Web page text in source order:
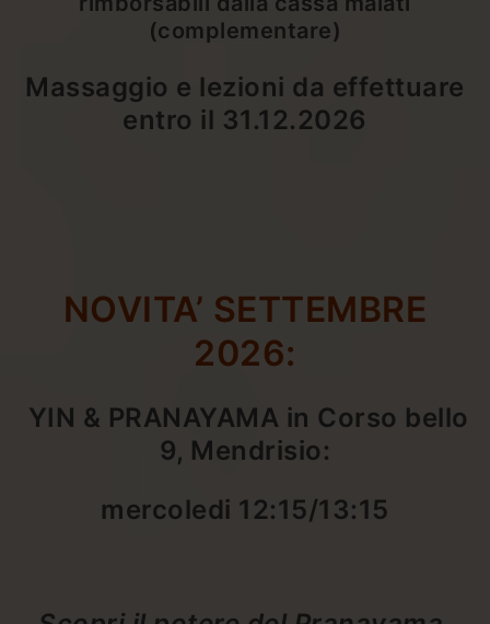
(complementare)
Massaggio e lezioni da effettuare
entro il 31.12.2026
NOVITA’ SETTEMBRE
2026:
YIN & PRANAYAMA in Corso bello
9, Mendrisio:
mercoledi 12:15/13:15